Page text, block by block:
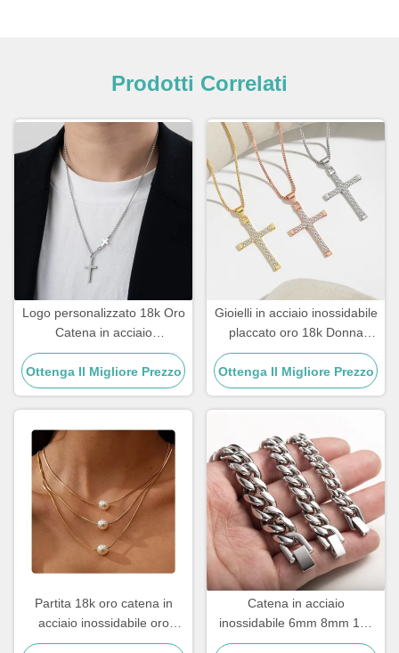
Prodotti Correlati
Logo personalizzato 18k Oro
Catena in acciaio
inossidabile Uomini Gioielli
Croce Pendenti Catene
Ottenga Il Migliore Prezzo
Gioielli in acciaio inossidabile
placcato oro 18k Donna
Collana girocollo Croce 20
pollici
Ottenga Il Migliore Prezzo
Partita 18k oro catena in
acciaio inossidabile oro
riempito tre colletti a strati
Catena in acciaio
inossidabile 6mm 8mm 18k
dorata Catena in acciaio